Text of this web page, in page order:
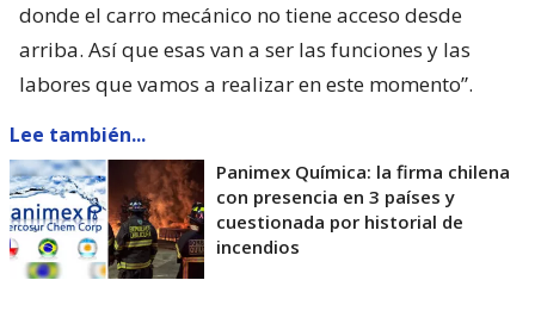
donde el carro mecánico no tiene acceso desde
arriba. Así que esas van a ser las funciones y las
labores que vamos a realizar en este momento”.
Lee también...
Panimex Química: la firma chilena
con presencia en 3 países y
cuestionada por historial de
incendios